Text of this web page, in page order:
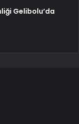
Gelibolu’da